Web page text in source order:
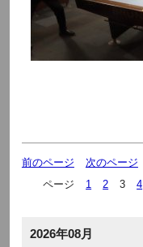
前のページ
次のページ
ページ
1 2 3 4
2026年08月